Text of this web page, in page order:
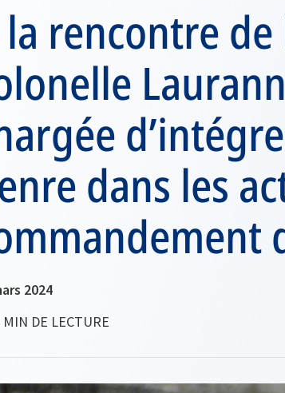
rencontre
dans les
2024
MIN DE LECTURE